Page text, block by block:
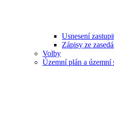
Usnesení
Zápisy ze
Volby
Územní plán a